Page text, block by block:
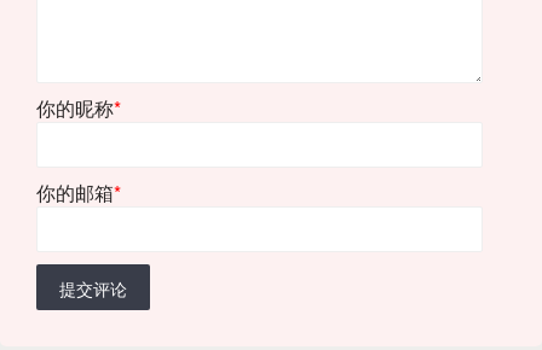
你的昵称*
你的邮箱*
提交评论